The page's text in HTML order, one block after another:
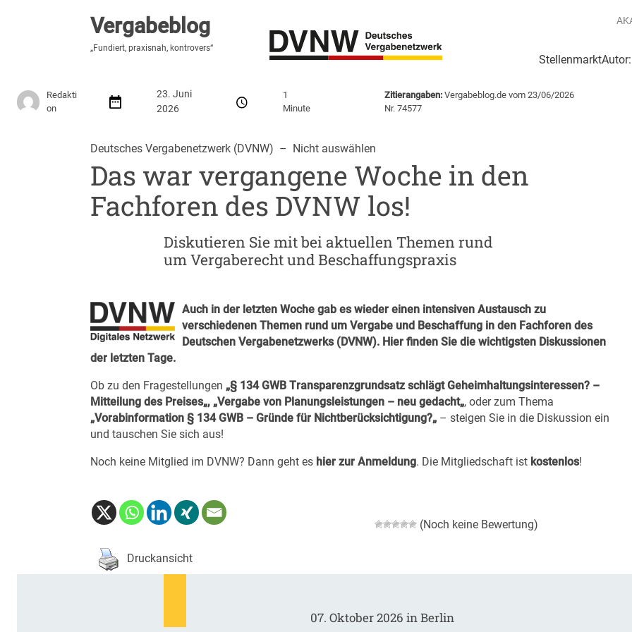
Vergabeblog
„Fundiert, praxisnah, kontrovers“
Stellenmarkt
Vergabeblog
„Hier lesen Sie es zuerst“
Redakti
on
23. Juni
2026
1
Minute
Zitierangaben:Vergabeblog.de vom 23/06/2026
Nr. 74577
Deutsches Vergabenetzwerk (DVNW)
  –
Nicht auswählen
Das war vergangene Woche in den
Fachforen des DVNW los!
Diskutieren Sie mit bei aktuellen Themen rund
um Vergaberecht und Beschaffungspraxis
Auch in der letzten Woche gab es wieder einen intensiven Austausch zu
verschiedenen Themen rund um Vergabe und Beschaffung in den Fachforen des
Deutschen Vergabenetzwerks (DVNW). Hier finden Sie die wichtigsten Diskussionen
der letzten Tage.
Ob zu den Fragestellungen „§ 134 GWB Transparenzgrundsatz schlägt Geheimhaltungsinteressen? –
Mitteilung des Preises„, „Vergabe von Planungsleistungen – neu gedacht„, oder zum Thema
„Vorabinformation § 134 GWB – Gründe für Nichtberücksichtigung?„ – steigen Sie in die Diskussion ein
und tauschen Sie sich aus!
Noch keine Mitglied im DVNW? Dann geht es hier zur Anmeldung. Die Mitgliedschaft ist kostenlos!
(Noch keine Bewertung)
Druckansicht
07. Oktober 2026 in Berlin